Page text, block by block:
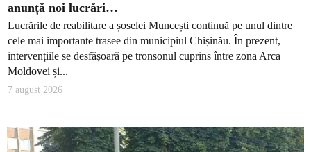
anunță noi lucrări…
Lucrările de reabilitare a șoselei Muncești continuă pe unul dintre
cele mai importante trasee din municipiul Chișinău. În prezent,
intervențiile se desfășoară pe tronsonul cuprins între zona Arca
Moldovei și...
7 august 2026